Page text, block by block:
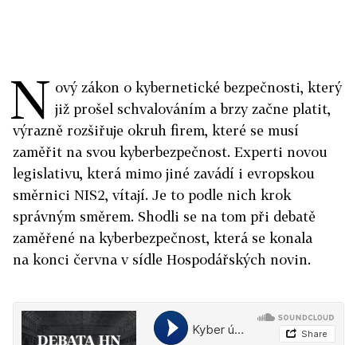
N ový zákon o kybernetické bezpečnosti, který
již prošel schvalováním a brzy začne platit,
výrazně rozšiřuje okruh firem, které se musí
zaměřit na svou kyberbezpečnost. Experti novou
legislativu, která mimo jiné zavádí i evropskou
směrnici NIS2, vítají. Je to podle nich krok
správným směrem. Shodli se na tom při debatě
zaměřené na kyberbezpečnost, která se konala
na konci června v sídle Hospodářských novin.